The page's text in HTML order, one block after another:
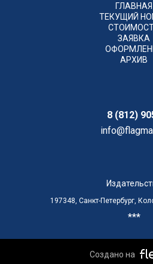
ГЛАВНАЯ
ТЕКУЩИЙ
ЗАЯВКА
АРХИВ
8 (812)
197348, Санкт-Петербург,
***
Создано на